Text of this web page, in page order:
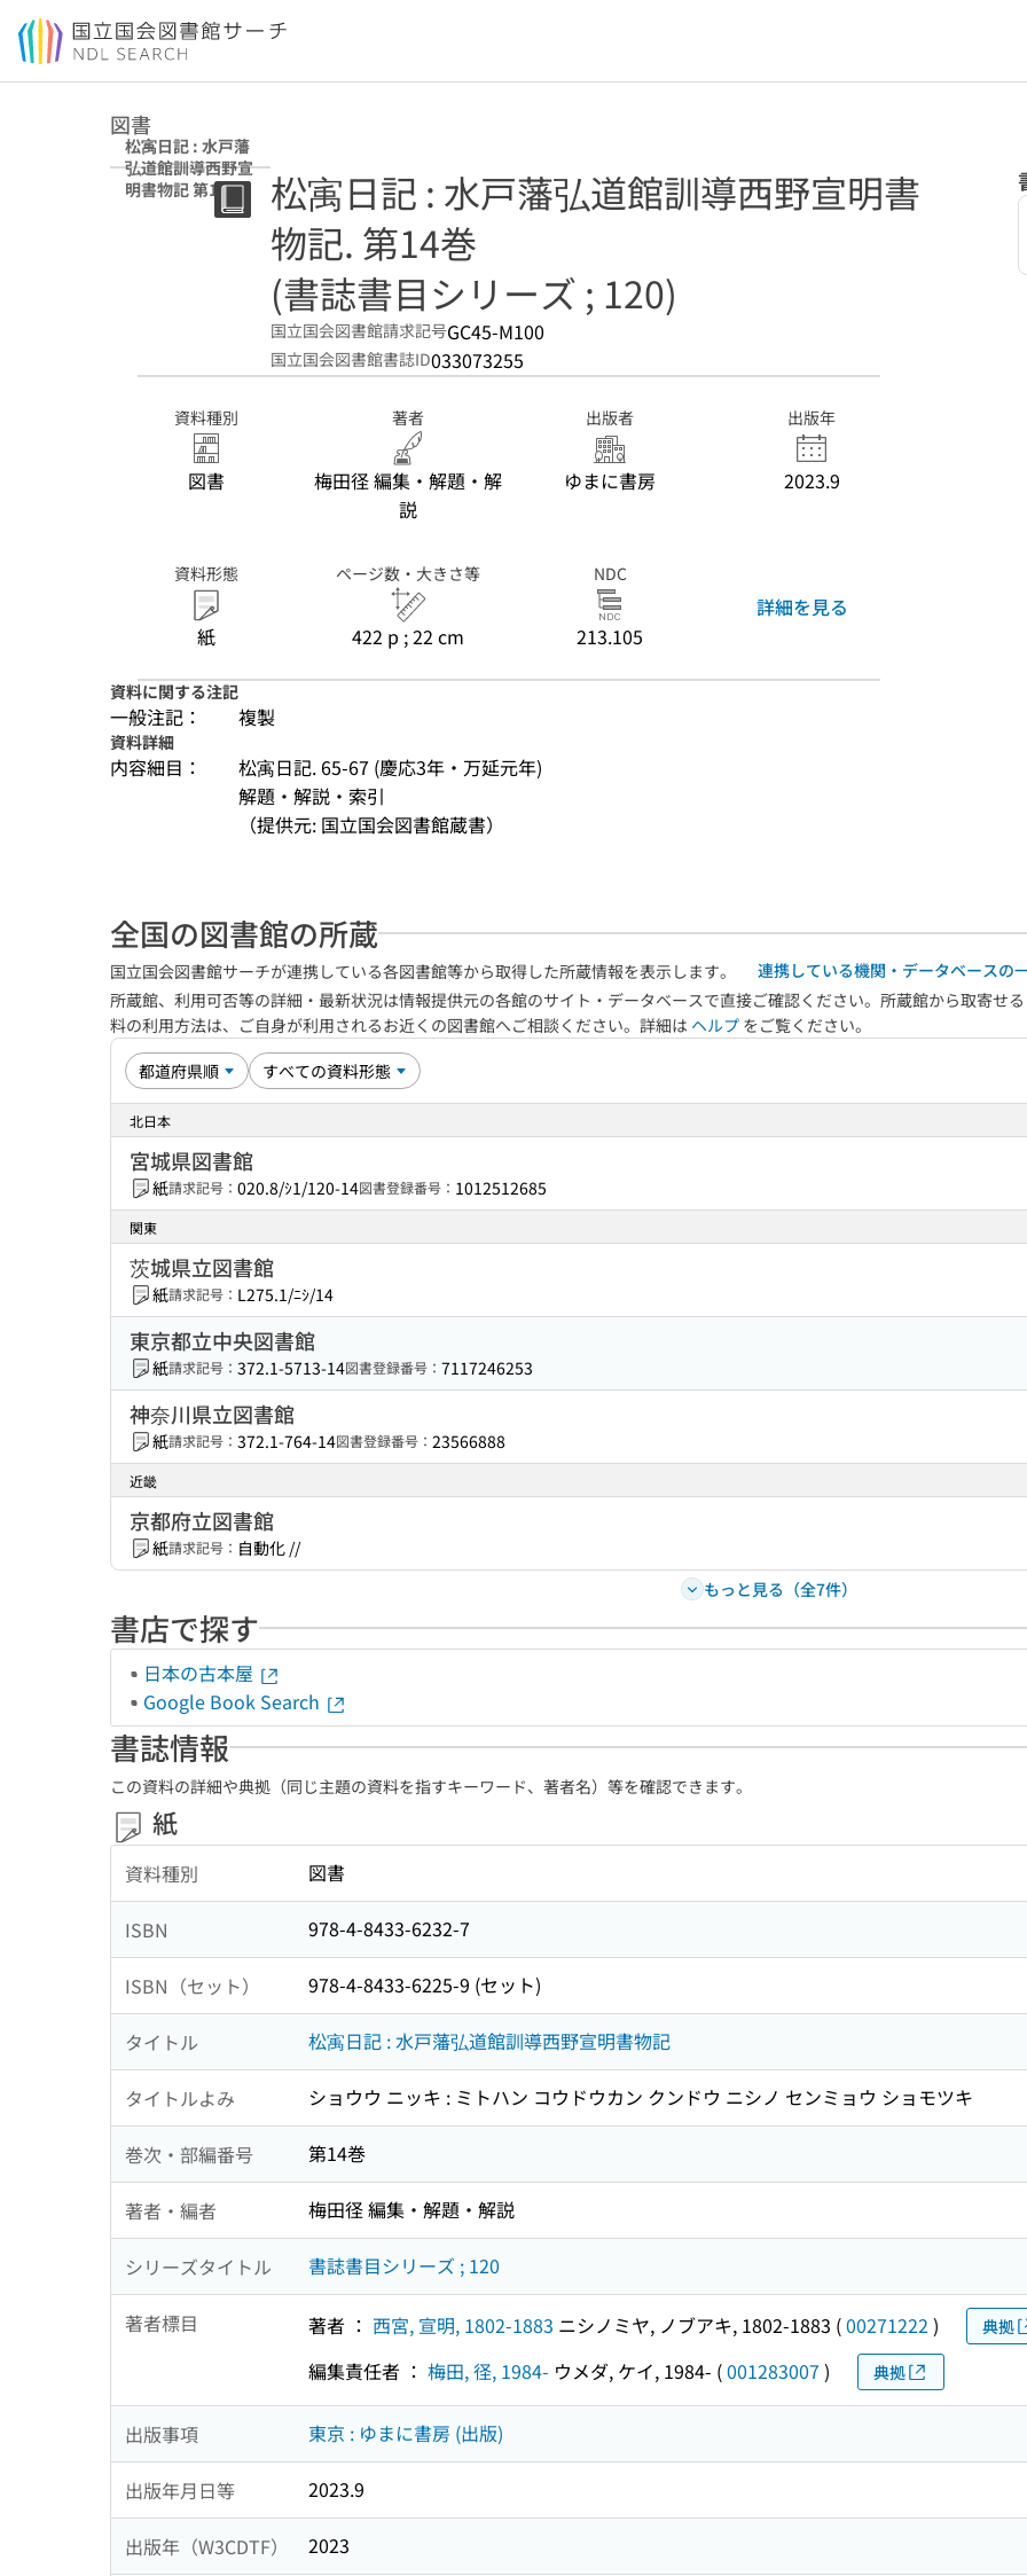
本文へ移動
図書
松㝢日記 : 水戸藩
弘道館訓導西野宣
明書物記 第14巻
(書誌書目シリー
松㝢日記 : 水戸藩弘道館訓導西野宣明書
物記. 第14巻
(書誌書目シリーズ ; 120)
国立国会図書館請求記号GC45-M100
国立国会図書館書誌ID033073255
資料種別
図書
著者
梅田径 編集・解題・解
説
出版者
ゆまに書房
出版年
2023.9
資料形態
紙
ページ数・大きさ等
422 p ; 22 cm
NDC
213.105
詳細を見る
資料に関する注記
一般注記： 複製
資料詳細
内容細目：
松㝢日記. 65-67 (慶応3年・万延元年)
解題・解説・索引
（提供元: 国立国会図書館蔵書）
全国の図書館の所蔵
国立国会図書館サーチが連携している各図書館等から取得した所蔵情報を表示します。
連携している機関・データベースの
所蔵館、利用可否等の詳細・最新状況は情報提供元の各館のサイト・データベースで直接ご確認ください。所蔵館から取寄せ
料の利用方法は、ご自身が利用されるお近くの図書館へご相談ください。詳細は ヘルプ をご覧ください。
北日本
宮城県図書館
紙請求記号： 020.8/ｼ1/120-14図書登録番号： 1012512685
関東
茨城県立図書館
紙請求記号： L275.1/ﾆｼ/14
東京都立中央図書館
紙請求記号： 372.1-5713-14図書登録番号： 7117246253
神奈川県立図書館
紙請求記号： 372.1-764-14図書登録番号： 23566888
近畿
京都府立図書館
紙請求記号： 自動化 //
もっと見る（全7件）
書店で探す
日本の古本屋
Google Book Search
書誌情報
この資料の詳細や典拠（同じ主題の資料を指すキーワード、著者名）等を確認できます。
紙
資料種別 図書
ISBN 978-4-8433-6232-7
ISBN（セット） 978-4-8433-6225-9 (セット)
タイトル 松㝢日記 : 水戸藩弘道館訓導西野宣明書物記
タイトルよみ ショウウ ニッキ : ミトハン コウドウカン クンドウ ニシノ センミョウ ショモツキ
巻次・部編番号 第14巻
著者・編者 梅田径 編集・解題・解説
シリーズタイトル 書誌書目シリーズ ; 120
著者標目 著者 ： 西宮, 宣明, 1802-1883 ニシノミヤ, ノブアキ, 1802-1883 (00271222 ) 典拠
編集責任者 ： 梅田, 径, 1984- ウメダ, ケイ, 1984- (001283007 ) 典拠
出版事項 東京 : ゆまに書房 (出版)
出版年月日等 2023.9
出版年（W3CDTF） 2023